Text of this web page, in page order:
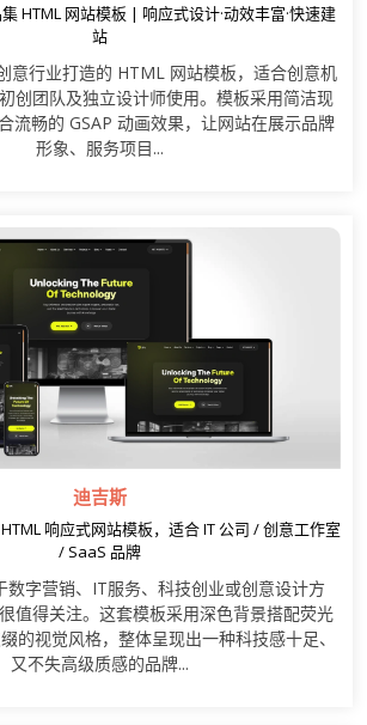
HTML 网站模板 | 响应式设计·动效丰富·快速建
站
意行业打造的 HTML 网站模板，适合创意机
创团队及独立设计师使用。模板采用简洁现
流畅的 GSAP 动画效果，让网站在展示品牌
形象、服务项目...
迪吉斯
响应式网站模板，适合 IT 公司 / 创意工作室
/ SaaS 品牌
数字营销、IT服务、科技创业或创意设计方
值得关注。这套模板采用深色背景搭配荧光
的视觉风格，整体呈现出一种科技感十足、
又不失高级质感的品牌...